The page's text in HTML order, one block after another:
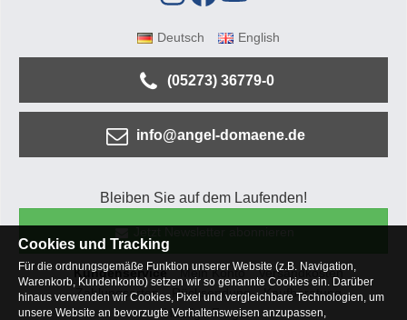
Deutsch English
(05273) 36779-0
info@angel-domaene.de
Bleiben Sie auf dem Laufenden!
Kundenservice Mein Konto
Versandkosten
Zahlungsarten
Rücksendung
Kaufberatung
Häufige Fragen
Cookies und Tracking
Für die ordnungsgemäße Funktion unserer Website (z.B. Navigation,
Warenkorb, Kundenkonto) setzen wir so genannte Cookies ein. Darüber
hinaus verwenden wir Cookies, Pixel und vergleichbare Technologien, um
unsere Website an bevorzugte Verhaltensweisen anzupassen,